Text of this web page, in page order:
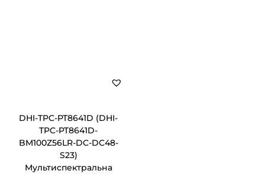
DHI-TPC-PT8641D (DHI-
TPC-PT8641D-
BM100Z56LR-DC-DC48-
S23)
Мультиспектральна